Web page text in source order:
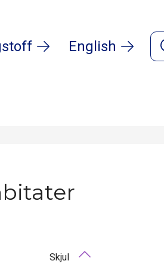
English
Skjul